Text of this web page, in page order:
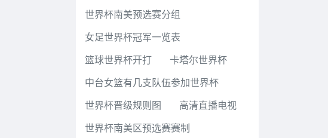
世界杯南美预选赛分组
女足世界杯冠军一览表
篮球世界杯开打
卡塔尔世界杯
中台女篮有几支队伍参加世界杯
世界杯晋级规则图
高清直播电视
世界杯南美区预选赛赛制